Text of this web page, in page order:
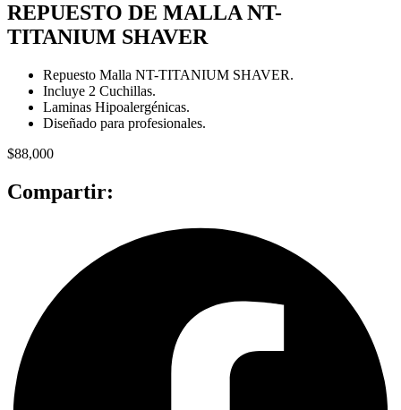
REPUESTO DE MALLA NT-
TITANIUM SHAVER
Repuesto Malla NT-TITANIUM SHAVER.
Incluye 2 Cuchillas.
Laminas Hipoalergénicas.
Diseñado para profesionales.
$88,000
Compartir: